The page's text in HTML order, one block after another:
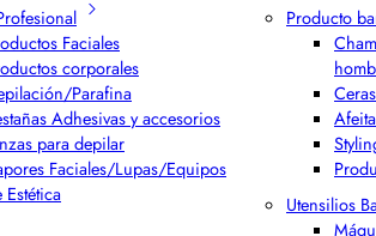
Faciales
corporales
Parafina
Adhesivas y accesorios
para depilar
Faciales/Lupas/Equipos
Estética
Producto
Utensilios